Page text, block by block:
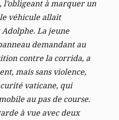
l’obligeant à marquer un
véhicule allait
Adolphe. La jeune
demandant au
contre la corrida, a
mais sans violence,
vaticane, qui
au pas de course.
à vue avec deux